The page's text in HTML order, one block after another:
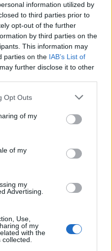
information utilized by
to third parties prior to
opt-out of the further
by third parties on the
This information may
parties on the IAB’s List of
further disclose it to other
Opt Outs
of my
of my
my
Advertising.
Use,
of my
with the
Cruzadinha
C
B
A
A
N
N
A
O
é conhecido
preto: